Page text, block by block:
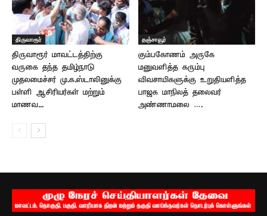
திருவாரூர்
திருவாரூர் மாவட்டத்திற்கு
வருகை தந்த தமிழ்நாடு
முதலமைச்சர் மு.க.ஸ்டாலினுக்கு
பள்ளி ஆசிரியர்கள் மற்றும்
மாணவ...
தஞ்சாவூர்
கும்பகோணம் அருகே
மனுவளித்த கரும்பு
விவசாயிகளுக்கு உறுதியளித்த
பாஜக மாநிலத் தலைவர்
அண்ணாமலை ….